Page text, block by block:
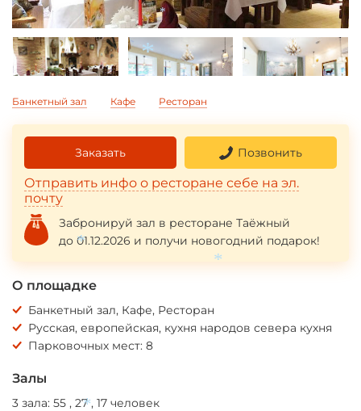
Банкетный зал Кафе Ресторан
Заказать Позвонить
Отправить инфо о ресторане себе на эл.
почту
Забронируй зал в ресторане Таёжный
до 01.12.2026 и получи новогодний подарок!
О площадке
Банкетный зал, Кафе, Ресторан
Русская, европейская, кухня народов севера кухня
Парковочных мест: 8
Залы
3 зала: 55 , 27 , 17 человек
*
*